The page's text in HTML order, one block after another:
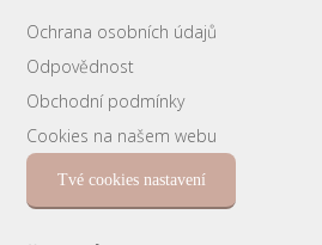
Ochrana osobních údajů
Odpovědnost
Obchodní podmínky
Cookies na našem webu
Tvé cookies nastavení